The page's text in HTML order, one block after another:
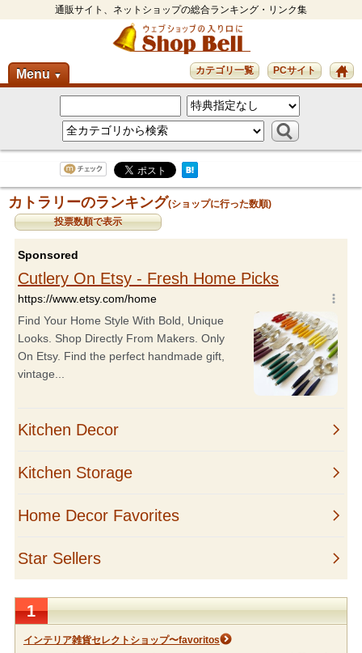
通販サイト、ネットショップの総合ランキング・リンク集
Menu ▼ PCサイト
カテゴリ一覧
カトラリーのランキング(ショップに行った数順)
投票数順で表示
1
インテリア雑貨セレクトショップ〜favoritos